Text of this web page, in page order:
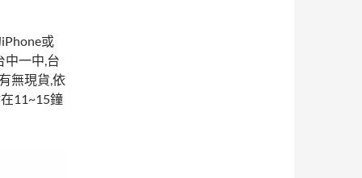
或
中一中,台
無現貨,依
11~15鐘